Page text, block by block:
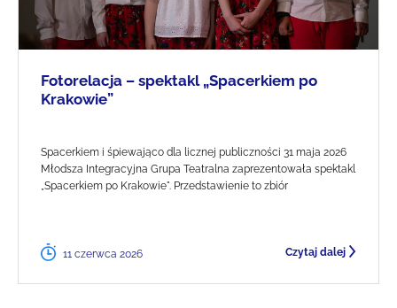
Fotorelacja – spektakl „Spacerkiem po
Krakowie”
Spacerkiem i śpiewająco dla licznej publiczności 31 maja 2026
Młodsza Integracyjna Grupa Teatralna zaprezentowała spektakl
„Spacerkiem po Krakowie". Przedstawienie to zbiór
11 czerwca 2026 Czytaj dalej